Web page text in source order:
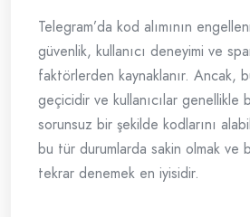
Telegram’da kod alımının
güvenlik, kullanıcı deneyimi ve
faktörlerden kaynaklanır. Ancak,
geçicidir ve kullanıcılar genellikle
sorunsuz bir şekilde kodlarını
bu tür durumlarda sakin olmak ve
tekrar denemek en iyisidir.